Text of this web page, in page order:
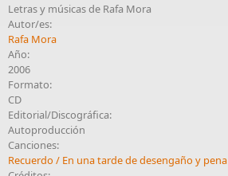
Letras y músicas de Rafa Mora
Autor/es:
Rafa Mora
Año:
2006
Formato:
CD
Editorial/Discográfica:
Autoproducción
Canciones:
Recuerdo / En una tarde de desengaño y pena